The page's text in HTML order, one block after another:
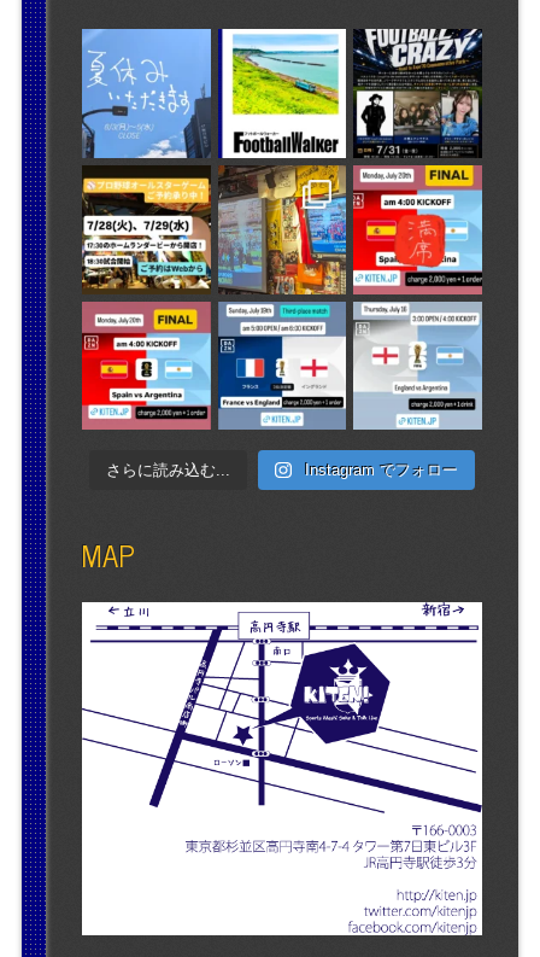
さらに読み込む... Instagram でフォロー
MAP